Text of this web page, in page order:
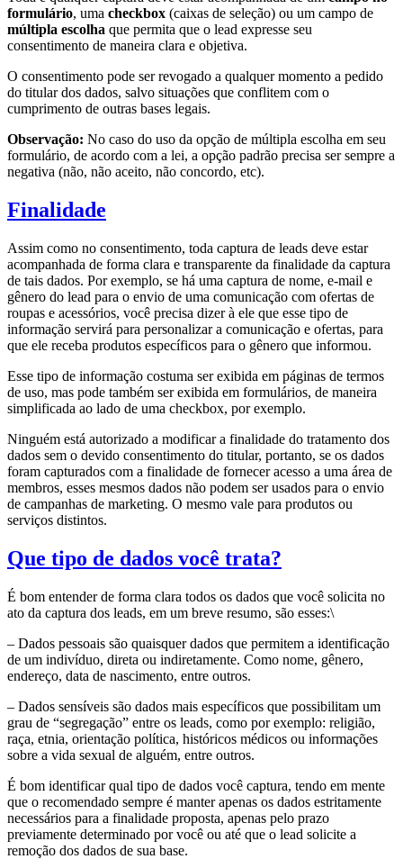
formulário, uma checkbox (caixas de seleção) ou um campo de
múltipla escolha que permita que o lead expresse seu
consentimento de maneira clara e objetiva.
O consentimento pode ser revogado a qualquer momento a pedido
do titular dos dados, salvo situações que conflitem com o
cumprimento de outras bases legais.
Observação: No caso do uso da opção de múltipla escolha em seu
formulário, de acordo com a lei, a opção padrão precisa ser sempre a
negativa (não, não aceito, não concordo, etc).
Finalidade
Assim como no consentimento, toda captura de leads deve estar
acompanhada de forma clara e transparente da finalidade da captura
de tais dados. Por exemplo, se há uma captura de nome, e-mail e
gênero do lead para o envio de uma comunicação com ofertas de
roupas e acessórios, você precisa dizer à ele que esse tipo de
informação servirá para personalizar a comunicação e ofertas, para
que ele receba produtos específicos para o gênero que informou.
Esse tipo de informação costuma ser exibida em páginas de termos
de uso, mas pode também ser exibida em formulários, de maneira
simplificada ao lado de uma checkbox, por exemplo.
Ninguém está autorizado a modificar a finalidade do tratamento dos
dados sem o devido consentimento do titular, portanto, se os dados
foram capturados com a finalidade de fornecer acesso a uma área de
membros, esses mesmos dados não podem ser usados para o envio
de campanhas de marketing. O mesmo vale para produtos ou
serviços distintos.
Que tipo de dados você trata?
É bom entender de forma clara todos os dados que você solicita no
ato da captura dos leads, em um breve resumo, são esses:\
– Dados pessoais são quaisquer dados que permitem a identificação
de um indivíduo, direta ou indiretamente. Como nome, gênero,
endereço, data de nascimento, entre outros.
– Dados sensíveis são dados mais específicos que possibilitam um
grau de “segregação” entre os leads, como por exemplo: religião,
raça, etnia, orientação política, históricos médicos ou informações
sobre a vida sexual de alguém, entre outros.
É bom identificar qual tipo de dados você captura, tendo em mente
que o recomendado sempre é manter apenas os dados estritamente
necessários para a finalidade proposta, apenas pelo prazo
previamente determinado por você ou até que o lead solicite a
remoção dos dados de sua base.